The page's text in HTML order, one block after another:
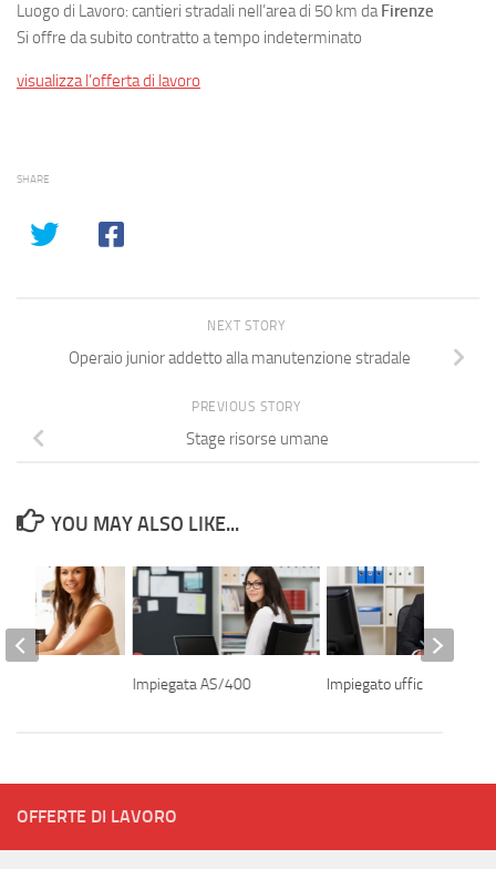
Luogo di Lavoro: cantieri stradali nell’area di 50 km daFirenze
Si offre da subito contratto a tempo indeterminato
visualizza l’offerta di lavoro
SHARE
NEXT STORY
Operaio junior addetto alla manutenzione stradale
PREVIOUS STORY
Stage risorse umane
YOU MAY ALSO LIKE...
Impiegata AS/400 Impiegato ufficio acquisti
OFFERTE DI LAVORO